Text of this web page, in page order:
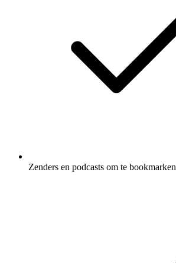
Zenders en podcasts om te bookmarken